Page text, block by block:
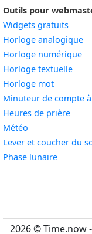
Outils pour
Widgets gratuits
Horloge analogique
Horloge numérique
Horloge textuelle
Horloge motWidget
Minuteur de compte
Heures de prièreWidget
Météo
Lever et coucher du
Phase lunaireWidget
2026 © Time.now